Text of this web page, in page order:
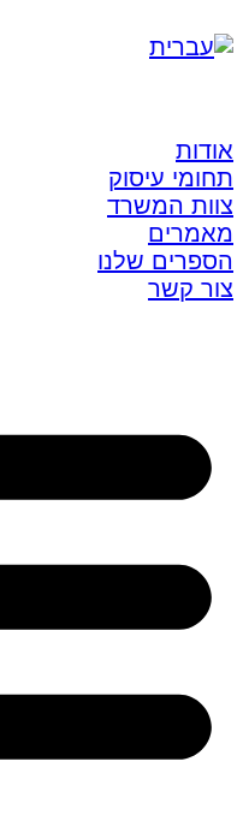
אודות
תחומי עיסוק
צוות המשרד
מאמרים
הספרים שלנו
צור קשר